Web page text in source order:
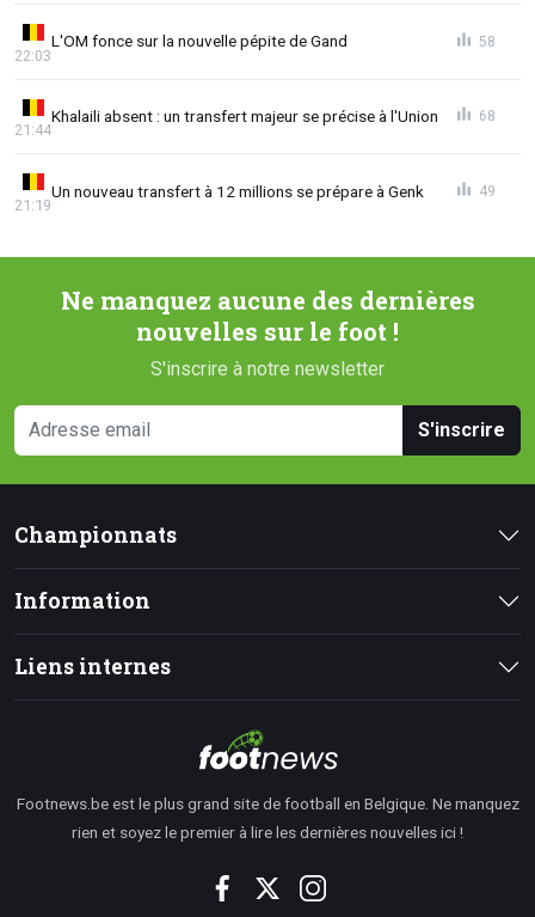
L'OM fonce sur la nouvelle pépite de Gand
22:03
58
Khalaili absent : un transfert majeur se précise à l'Union
21:44
68
Un nouveau transfert à 12 millions se prépare à Genk
21:19
49
Ne manquez aucune des dernières
nouvelles sur le foot !
S'inscrire à notre newsletter
S'inscrire
Championnats
Information
Liens internes
Footnews.be est le plus grand site de football en Belgique. Ne manquez
rien et soyez le premier à lire les dernières nouvelles ici !